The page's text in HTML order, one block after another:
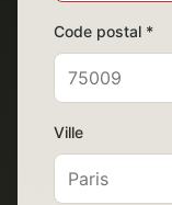
Code postal *
Ville